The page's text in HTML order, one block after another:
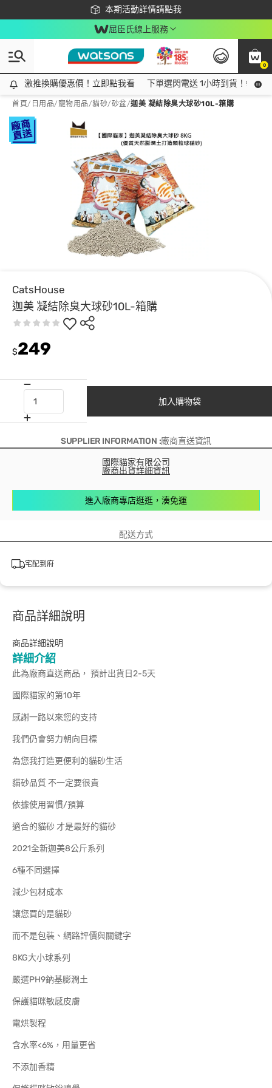
本期活動詳情請點我
下載app最高回饋$350
屈臣氏線上服務
0
激推換購優惠價！立即點我看
激推換購優惠價！立即點我看 下單選閃電送 1小時到貨！領神
首頁/ 日用品/寵物用品/貓砂/砂盆/迦美 凝結除臭大球砂10L-箱購
CatsHouse
迦美 凝結除臭大球砂10L-箱購
$249
加入購物袋
SUPPLIER INFORMATION :廠商直送資訊
國際貓家有限公司
廠商出貨詳細資訊
進入廠商專店逛逛，湊免運
配送方式
宅配到府
商品詳細說明
商品詳細說明
詳細介紹
此為廠商直送商品， 預計出貨日2-5天
國際貓家的第10年
感謝一路以來您的支持
我們仍會努力朝向目標
為您我打造更便利的貓砂生活
貓砂品質 不一定要很貴
依據使用習慣/預算
適合的貓砂 才是最好的貓砂
2021全新迦美8公斤系列
6種不同選擇
減少包材成本
讓您買的是貓砂
而不是包裝、網路評價與關鍵字
8KG大小球系列
嚴選PH9鈉基膨潤土
保護貓咪敏感皮膚
電烘製程
含水率<6%，用量更省
不添加香精